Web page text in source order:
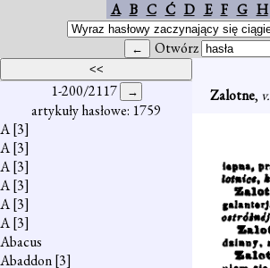
A B C Ć D E F G H
Otwórz
1-200/2117
artykuły hasłowe: 1759
A[3]
A[3]
A[3]
A[3]
A[3]
A[3]
Abacus
Abaddon[3]
Zalotne, v.